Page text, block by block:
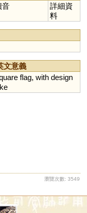
音
詳細資
料
文意義
flag, with design
瀏覽次數: 3549